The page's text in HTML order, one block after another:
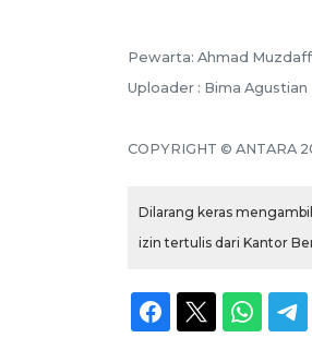
Pewarta: Ahmad
Uploader : Bima Agustian
COPYRIGHT © ANTARA
Dilarang keras
izin tertulis dari Kantor